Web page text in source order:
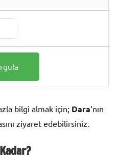
bilgi almak için; Dara‘nın
ziyaret edebilirsiniz.